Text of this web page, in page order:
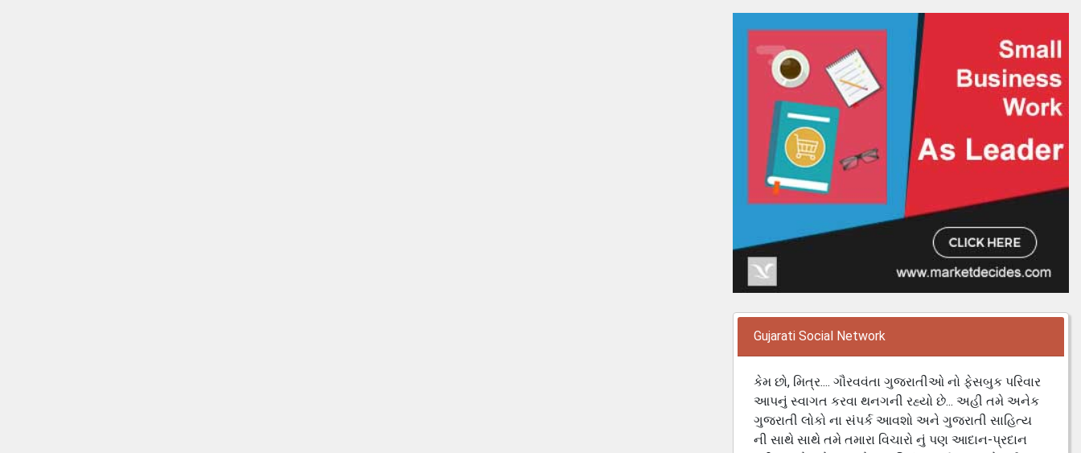
Gujarati Social Network
કેમ છો, મિત્ર.... ગૌરવવંતા ગુજરાતીઓ નો ફેસબુક પરિવાર
આપનું સ્વાગત કરવા થનગની રહ્યો છે... અહી તમે અનેક
ગુજરાતી લોકો ના સંપર્ક આવશો અને ગુજરાતી સાહિત્ય
ની સાથે સાથે તમે તમારા વિચારો નું પણ આદાન-પ્રદાન